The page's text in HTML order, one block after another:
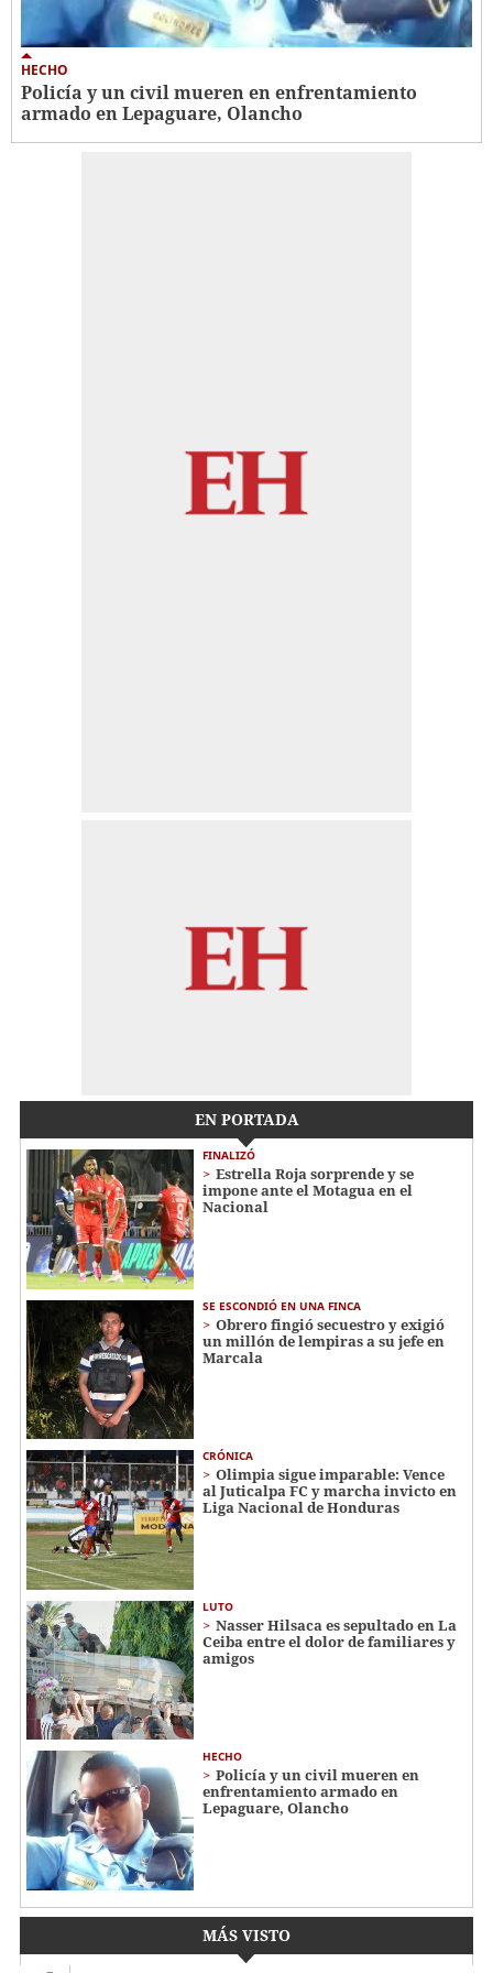
HECHO
Policía y un civil mueren en enfrentamiento
armado en Lepaguare, Olancho
EN PORTADA
FINALIZÓ
Estrella Roja sorprende y se
impone ante el Motagua en el
Nacional
SE ESCONDIÓ EN UNA FINCA
Obrero fingió secuestro y exigió
un millón de lempiras a su jefe en
Marcala
CRÓNICA
Olimpia sigue imparable: Vence
al Juticalpa FC y marcha invicto en
Liga Nacional de Honduras
LUTO
Nasser Hilsaca es sepultado en La
Ceiba entre el dolor de familiares y
amigos
HECHO
Policía y un civil mueren en
enfrentamiento armado en
Lepaguare, Olancho
MÁS VISTO